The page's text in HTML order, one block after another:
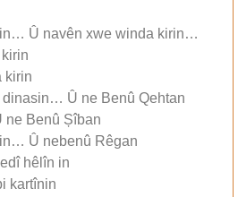
Û navên xwe winda kirin…
kirin
dinasin… Û ne Benû Qehtan
Benû Șîban
Û nebenû Rêgan
hêlîn in
kartînin